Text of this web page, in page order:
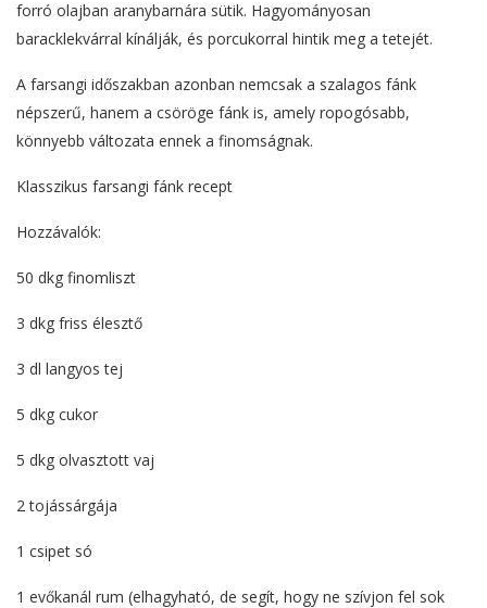
forró olajban aranybarnára sütik. Hagyományosan
baracklekvárral kínálják, és porcukorral hintik meg a tetejét.
A farsangi időszakban azonban nemcsak a szalagos fánk
népszerű, hanem a csöröge fánk is, amely ropogósabb,
könnyebb változata ennek a finomságnak.
Klasszikus farsangi fánk recept
Hozzávalók:
50 dkg finomliszt
3 dkg friss élesztő
3 dl langyos tej
5 dkg cukor
5 dkg olvasztott vaj
2 tojássárgája
1 csipet só
1 evőkanál rum (elhagyható, de segít, hogy ne szívjon fel sok